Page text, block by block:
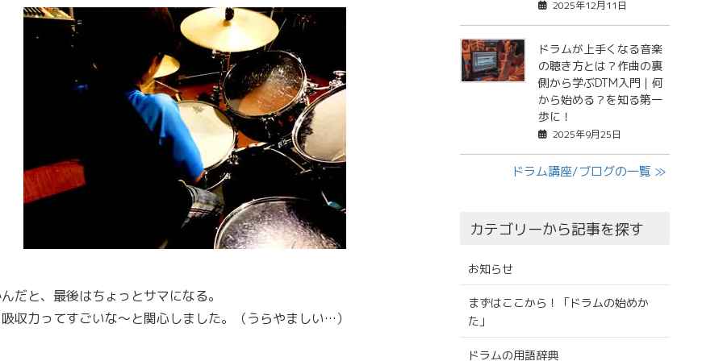
だと、最後はちょっとサマになる。
収力ってすごいな〜と関心しました。（うらやましい…）
2025年12月11日
ドラムが上手くなる音楽
の聴き方とは？作曲の裏
側から学ぶDTM入門｜何
から始める？を知る第一
歩に！
2025年9月25日
ドラム講座/ブログの一覧 ≫
カテゴリーから記事を探す
お知らせ
まずはここから！「ドラムの始めか
た」
ドラムの用語辞典